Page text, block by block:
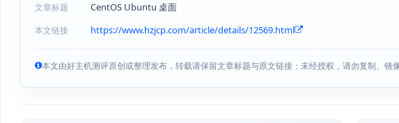
文章标题 CentOS Ubuntu 桌面
本文链接 https://www.hzjcp.com/article/details/12569.html
本文由好主机测评原创或整理发布，转载请保留文章标题与原文链接；未经授权，请勿复制、镜